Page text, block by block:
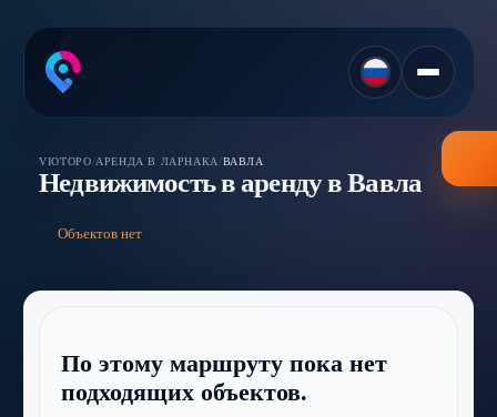
VIOTOPO/АРЕНДА В ЛАРНАКА /ВАВЛА
Недвижимость в аренду в Вавла
Объектов нет
По этому маршруту пока нет
подходящих объектов.